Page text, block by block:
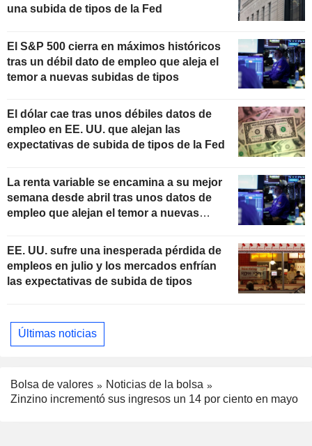
una subida de tipos de la Fed
El S&P 500 cierra en máximos históricos
tras un débil dato de empleo que aleja el
temor a nuevas subidas de tipos
El dólar cae tras unos débiles datos de
empleo en EE. UU. que alejan las
expectativas de subida de tipos de la Fed
La renta variable se encamina a su mejor
semana desde abril tras unos datos de
empleo que alejan el temor a nuevas
EE. UU. sufre una inesperada pérdida de
empleos en julio y los mercados enfrían
las expectativas de subida de tipos
Últimas noticias
Bolsa de valores
Noticias de la bolsa
Zinzino incrementó sus ingresos un 14 por ciento en mayo